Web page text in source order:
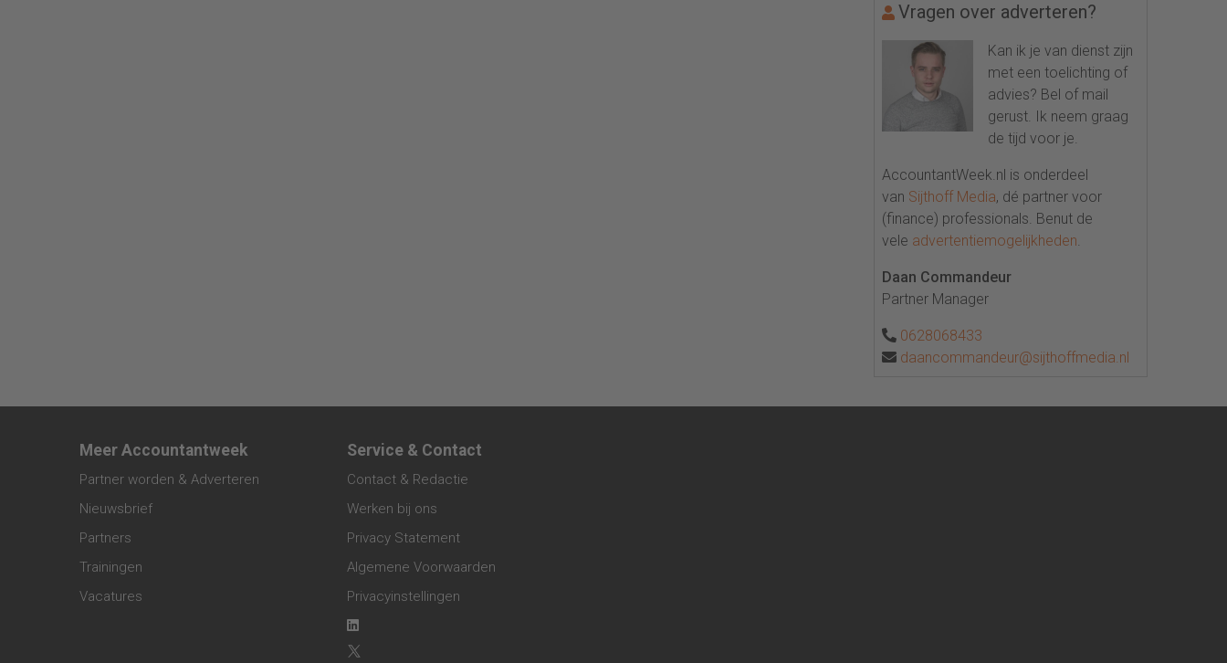
Vragen over adverteren?
Kan ik je van dienst zijn
met een toelichting of
advies? Bel of mail
gerust. Ik neem graag
de tijd voor je.
AccountantWeek.nl is onderdeel
van Sijthoff Media, dé partner voor
(finance) professionals. Benut de
vele advertentiemogelijkheden.
Daan Commandeur
Partner Manager
0628068433
daancommandeur@sijthoffmedia.nl
Meer Accountantweek
Partner worden & Adverteren
Nieuwsbrief
Partners
Trainingen
Vacatures
Service & Contact
Contact & Redactie
Werken bij ons
Privacy Statement
Algemene Voorwaarden
Privacyinstellingen